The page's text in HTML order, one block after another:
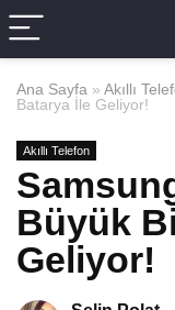
Ana Sayfa » Akıllı
Batarya İle Geliyor!
Akıllı Telefon
Büyük
Geliyor!